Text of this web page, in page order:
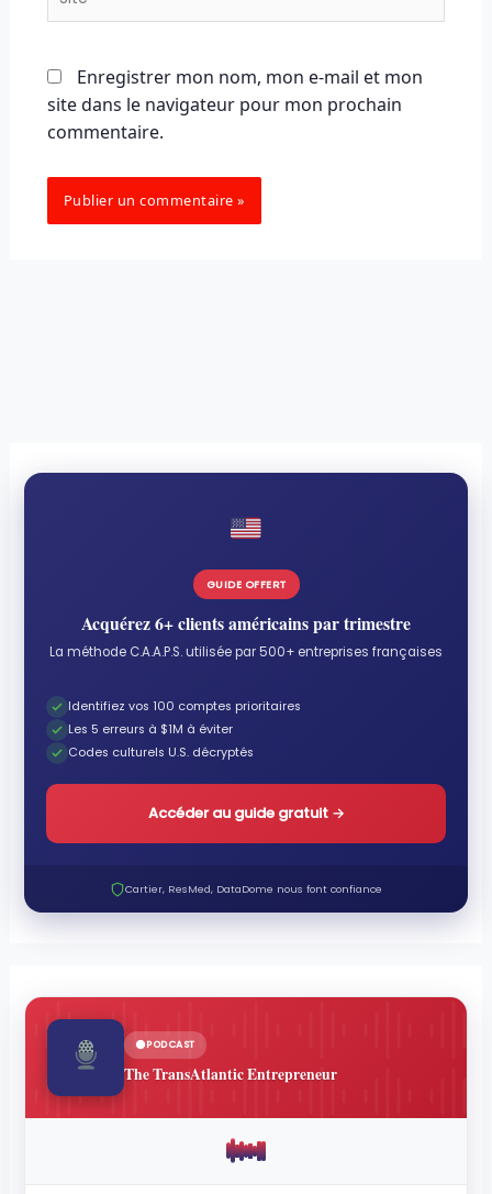
Enregistrer mon nom, mon e-mail et mon
site dans le navigateur pour mon prochain
commentaire.
GUIDE OFFERT
Acquérez 6+ clients américains par trimestre
La méthode C.A.A.P.S. utilisée par 500+ entreprises françaises
Identifiez vos 100 comptes prioritaires
Les 5 erreurs à $1M à éviter
Codes culturels U.S. décryptés
Accéder au guide gratuit →
Cartier, ResMed, DataDome nous font confiance
PODCAST
The TransAtlantic Entrepreneur